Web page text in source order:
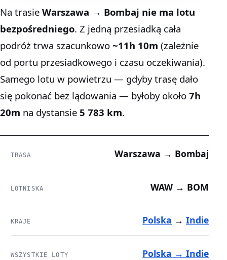
Na trasie Warszawa → Bombaj nie ma lotu
bezpośredniego. Z jedną przesiadką cała
podróż trwa szacunkowo ~11h 10m (zależnie
od portu przesiadkowego i czasu oczekiwania).
Samego lotu w powietrzu — gdyby trasę dało
się pokonać bez lądowania — byłoby około 7h
20m na dystansie 5 783 km.
TRASA Warszawa → Bombaj
LOTNISKA WAW → BOM
KRAJE Polska →Indie
WSZYSTKIE LOTY Polska → Indie